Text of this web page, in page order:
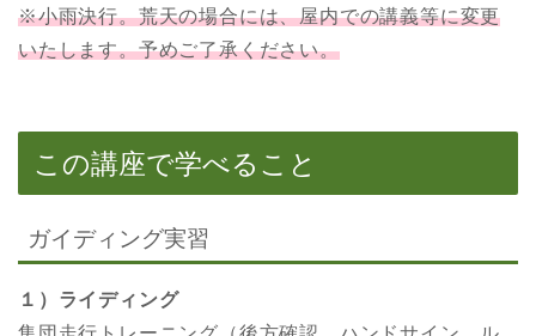
※小雨決行。荒天の場合には、屋内での講義等に変更
いたします。予めご了承ください。
この講座で学べること
ガイディング実習
１）ライディング